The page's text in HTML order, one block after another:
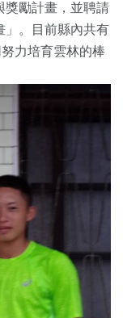
獎勵計畫，並聘請
」。目前縣內共有
力培育雲林的棒